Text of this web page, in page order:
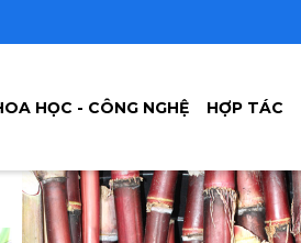
HỌC - CÔNG NGHỆ HỢP TÁC